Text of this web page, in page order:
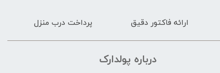
ارائه فاکتور دقیق پرداخت درب منزل
درباره پولدارک